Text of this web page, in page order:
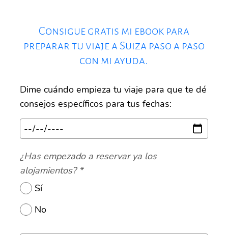
Consigue gratis mi ebook para
preparar tu viaje a Suiza paso a paso
con mi ayuda.
Dime cuándo empieza tu viaje para que te dé
consejos específicos para tus fechas:
¿Has empezado a reservar ya los
alojamientos?*
Sí
No